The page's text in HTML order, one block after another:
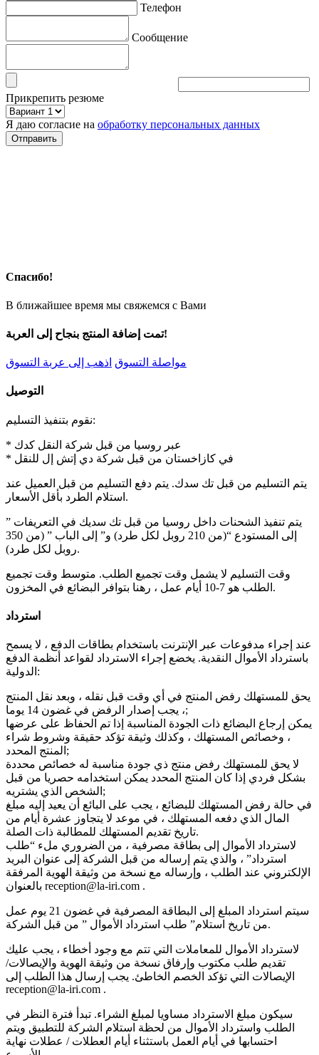
Телефон
Сообщение
Прикрепить резюме
Я даю согласие на обработку персональных данных
Спасибо!
В ближайшее время мы свяжемся с Вами
تمت إضافة المنتج بنجاح إلى العربة!
مواصلة التسوق اذهب إلى عربة التسوق
التوصيل
نقوم بتنفيذ التسليم:
* عبر روسيا من قبل شركة النقل كدك
* في كازاخستان من قبل شركة دي إتش إل للنقل
يتم التسليم من قبل تك سدك. يتم دفع التسليم من قبل العميل عند
استلام الطرد بأقل الأسعار.
يتم تنفيذ الشحنات داخل روسيا من قبل تك سديك في التعريفات ”
إلى المستودع “(من 210 روبل لكل طرد) و” إلى الباب ” (من 350
روبل لكل طرد).
وقت التسليم لا يشمل وقت تجميع الطلب. متوسط وقت تجميع
الطلب هو 7-10 أيام عمل ، رهنا بتوافر البضائع في المخزون.
استرداد
عند إجراء مدفوعات عبر الإنترنت باستخدام بطاقات الدفع ، لا يسمح
باسترداد الأموال النقدية. يخضع إجراء الاسترداد لقواعد أنظمة الدفع
الدولية:
يحق للمستهلك رفض المنتج في أي وقت قبل نقله ، وبعد نقل المنتج
، يجب إصدار الرفض في غضون 14 يوما;
يمكن إرجاع البضائع ذات الجودة المناسبة إذا تم الحفاظ على عرضها
، وخصائص المستهلك ، وكذلك وثيقة تؤكد حقيقة وشروط شراء
المنتج المحدد;
لا يحق للمستهلك رفض منتج ذي جودة مناسبة له خصائص محددة
بشكل فردي إذا كان المنتج المحدد يمكن استخدامه حصريا من قبل
الشخص الذي يشتريه;
في حالة رفض المستهلك للبضائع ، يجب على البائع أن يعيد إليه مبلغ
المال الذي دفعه المستهلك ، في موعد لا يتجاوز عشرة أيام من
تاريخ تقديم المستهلك للمطالبة ذات الصلة.
لاسترداد الأموال إلى بطاقة مصرفية ، من الضروري ملء “طلب
استرداد” ، والذي يتم إرساله من قبل الشركة إلى عنوان البريد
الإلكتروني عند الطلب ، وإرساله مع نسخة من وثيقة الهوية المرفقة
بالعنوان reception@la-iri.com .
سيتم استرداد المبلغ إلى البطاقة المصرفية في غضون 21 يوم عمل
من تاريخ استلام” طلب استرداد الأموال ” من قبل الشركة.
لاسترداد الأموال للمعاملات التي تتم مع وجود أخطاء ، يجب عليك
تقديم طلب مكتوب وإرفاق نسخة من وثيقة الهوية والإيصالات/
الإيصالات التي تؤكد الخصم الخاطئ. يجب إرسال هذا الطلب إلى
reception@la-iri.com .
سيكون مبلغ الاسترداد مساويا لمبلغ الشراء. تبدأ فترة النظر في
الطلب واسترداد الأموال من لحظة استلام الشركة للتطبيق ويتم
احتسابها في أيام العمل باستثناء أيام العطلات / عطلات نهاية